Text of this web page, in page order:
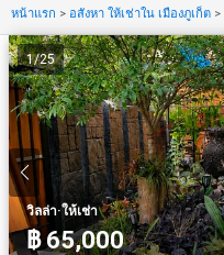
หน้าแรก > อสังหา ให้เช่าใน เมืองภูเก็ต >
1/25
วิลล่า·ให้เช่า
฿ 65,000